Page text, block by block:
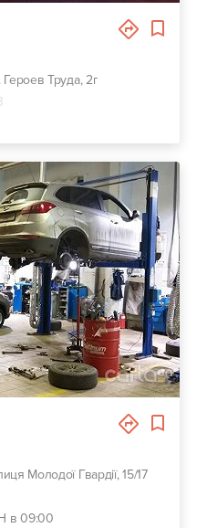
Героев Труда, 2г
Молодої Гвардії, 15/17
в 09:00